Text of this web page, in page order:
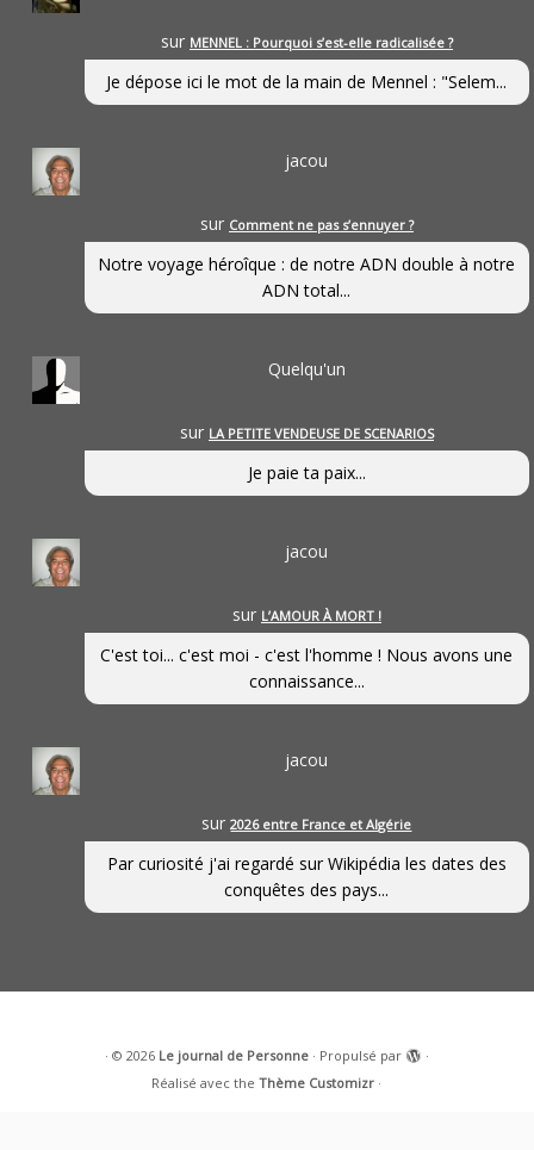
sur MENNEL : Pourquoi s’est-elle radicalisée ?
Je dépose ici le mot de la main de Mennel : "Selem...
jacou
sur Comment ne pas s’ennuyer ?
Notre voyage héroîque : de notre ADN double à notre
ADN total...
Quelqu'un
sur LA PETITE VENDEUSE DE SCENARIOS
Je paie ta paix...
jacou
sur L’AMOUR À MORT !
C'est toi... c'est moi - c'est l'homme ! Nous avons une
connaissance...
jacou
sur2026 entre France et Algérie
Par curiosité j'ai regardé sur Wikipédia les dates des
conquêtes des pays...
· © 2026 Le journal de Personne· Propulsé par
·
Réalisé avec theThème Customizr ·